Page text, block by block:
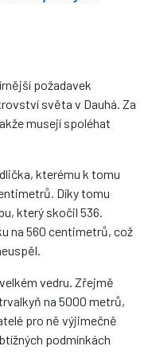
požadavek
světa v Dauhá. Za
musejí spoléhat
kterému k tomu
Díky tomu
který skočil 536.
na 560 centimetrů, což
vedru. Zřejmě
na 5000 metrů,
pro ně výjimečně
podmínkách